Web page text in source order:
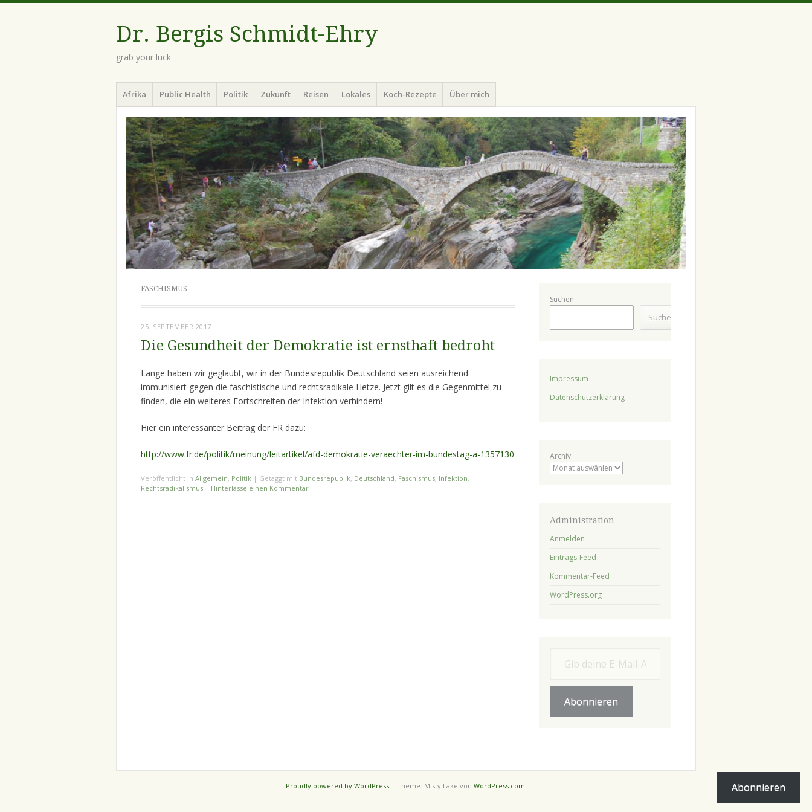
Dr. Bergis Schmidt-Ehry
grab your luck
Menü
Zum
Inhalt
springen
Afrika Public Health Politik Zukunft Reisen Lokales Koch-Rezepte Über mich
FASCHISMUS
25. SEPTEMBER 2017
Die Gesundheit der Demokratie ist ernsthaft bedroht
Lange haben wir geglaubt, wir in der Bundesrepublik Deutschland seien ausreichend
immunisiert gegen die faschistische und rechtsradikale Hetze. Jetzt gilt es die Gegenmittel zu
finden, die ein weiteres Fortschreiten der Infektion verhindern!
Hier ein interessanter Beitrag der FR dazu:
http://www.fr.de/politik/meinung/leitartikel/afd-demokratie-veraechter-im-bundestag-a-1357130
Veröffentlicht in Allgemein, Politik | Getaggt mit Bundesrepublik, Deutschland, Faschismus, Infektion,
Rechtsradikalismus | Hinterlasse einen Kommentar
Suchen
Suchen
Impressum
Datenschutzerklärung
Archiv
Administration
Anmelden
Eintrags-Feed
Kommentar-Feed
WordPress.org
Abonnieren
Proudly powered by WordPress | Theme: Misty Lake von WordPress.com Abonnieren